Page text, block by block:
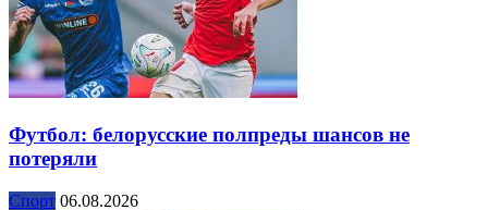
Футбол: белорусские полпреды шансов не
потеряли
Спорт 06.08.2026